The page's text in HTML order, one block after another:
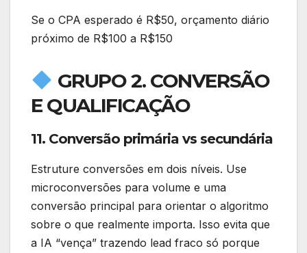
Se o CPA esperado é R$50, orçamento diário
próximo de R$100 a R$150
GRUPO 2. CONVERSÃO
E QUALIFICAÇÃO
11. Conversão primária vs secundária
Estruture conversões em dois níveis. Use
microconversões para volume e uma
conversão principal para orientar o algoritmo
sobre o que realmente importa. Isso evita que
a IA “vença” trazendo lead fraco só porque